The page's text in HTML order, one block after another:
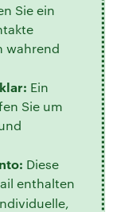
Sie ein
wahrend
Ein
Sie um
Diese
enthalten